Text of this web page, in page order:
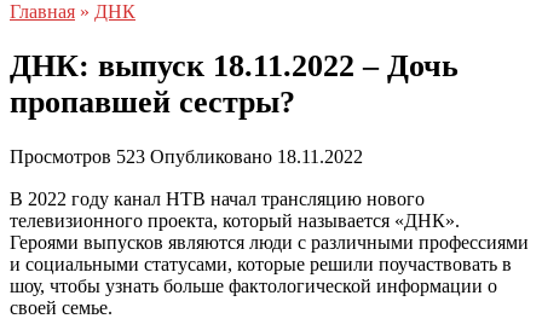
Главная » ДНК
ДНК: выпуск 18.11.2022 – Дочь
пропавшей сестры?
Просмотров 523 Опубликовано 18.11.2022
В 2022 году канал НТВ начал трансляцию нового
телевизионного проекта, который называется «ДНК».
Героями выпусков являются люди с различными профессиями
и социальными статусами, которые решили поучаствовать в
шоу, чтобы узнать больше фактологической информации о
своей семье.